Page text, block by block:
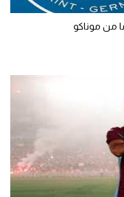
من موناكو